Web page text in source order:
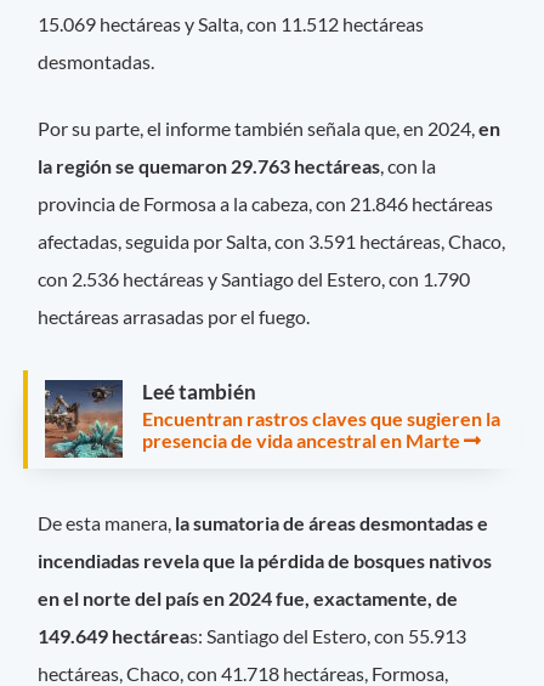
15.069 hectáreas y Salta, con 11.512 hectáreas
desmontadas.
Por su parte, el informe también señala que, en 2024,en
la región se quemaron 29.763 hectáreas, con la
provincia de Formosa a la cabeza, con 21.846 hectáreas
afectadas, seguida por Salta, con 3.591 hectáreas, Chaco,
con 2.536 hectáreas y Santiago del Estero, con 1.790
hectáreas arrasadas por el fuego.
Leé también
Encuentran rastros claves que sugieren la
presencia de vida ancestral en Marte
De esta manera, la sumatoria de áreas desmontadas e
incendiadas revela que la pérdida de bosques nativos
en el norte del país en 2024 fue, exactamente, de
149.649 hectáreas: Santiago del Estero, con 55.913
hectáreas, Chaco, con 41.718 hectáreas, Formosa,